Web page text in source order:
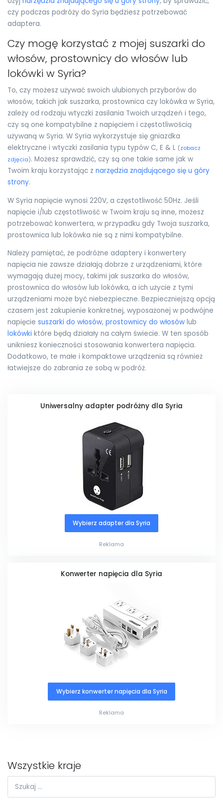
czy podczas podróży do Syria będziesz potrzebować
adaptera.
Czy mogę korzystać z mojej suszarki do
włosów, prostownicy do włosów lub
lokówki w Syria?
To, czy możesz używać swoich ulubionych przyborów do
włosów, takich jak suszarka, prostownica czy lokówka w Syria,
zależy od rodzaju wtyczki zasilania Twoich urządzeń i tego,
czy są one kompatybilne z napięciem i częstotliwością
używaną w Syria. W Syria wykorzystuje się gniazdka
elektryczne i wtyczki zasilania typu typów C, E & L (zobacz
zdjęcia). Możesz sprawdzić, czy są one takie same jak w
Twoim kraju korzystając z narzędzia znajdującego się u góry
strony.
W Syria napięcie wynosi 220V, a częstotliwość 50Hz. Jeśli
napięcie i/lub częstotliwość w Twoim kraju są inne, możesz
potrzebować konwertera, w przypadku gdy Twoja suszarka,
prostownica lub lokówka nie są z nimi kompatybilne.
Należy pamiętać, że podróżne adaptery i konwertery
napięcia nie zawsze działają dobrze z urządzeniami, które
wymagają dużej mocy, takimi jak suszarka do włosów,
prostownica do włosów lub lokówka, a ich użycie z tymi
urządzeniami może być niebezpieczne. Bezpieczniejszą opcją
czasem jest zakupienie konkretnej, wyposażonej w podwójne
napięcie suszarki do włosów, prostownicy do włosów lub
lokówki które będą działały na całym świecie. W ten sposób
unikniesz konieczności stosowania konwertera napięcia.
Dodatkowo, te małe i kompaktowe urządzenia są również
łatwiejsze do zabrania ze sobą w podróż.
Uniwersalny adapter podróżny dla Syria
Wybierz adapter dla Syria
Reklama
Konwerter napięcia dla Syria
Wybierz konwerter napięcia dla Syria
Reklama
Wszystkie kraje